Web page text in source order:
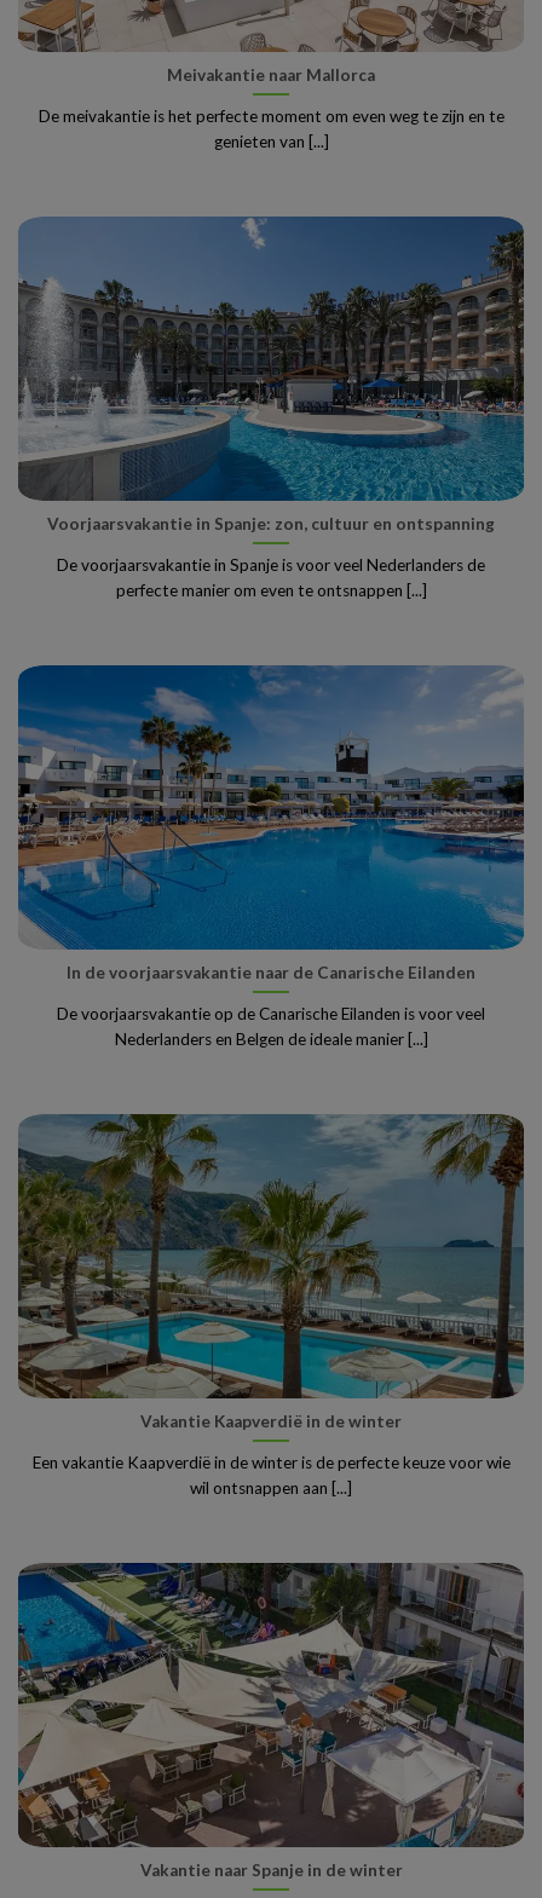
Meivakantie naar Mallorca
De meivakantie is het perfecte moment om even weg te zijn en te
genieten van [...]
Voorjaarsvakantie in Spanje: zon, cultuur en ontspanning
De voorjaarsvakantie in Spanje is voor veel Nederlanders de
perfecte manier om even te ontsnappen [...]
In de voorjaarsvakantie naar de Canarische Eilanden
De voorjaarsvakantie op de Canarische Eilanden is voor veel
Nederlanders en Belgen de ideale manier [...]
Vakantie Kaapverdië in de winter
Een vakantie Kaapverdië in de winter is de perfecte keuze voor wie
wil ontsnappen aan [...]
Vakantie naar Spanje in de winter